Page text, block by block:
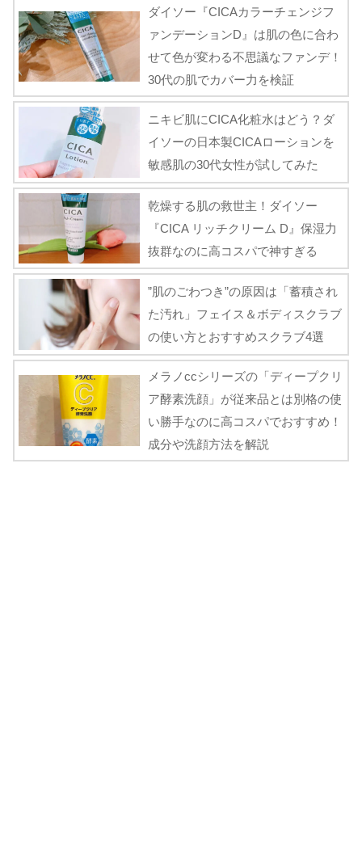
ダイソー『CICAカラーチェンジフ
ァンデーションD』は肌の色に合わ
せて色が変わる不思議なファンデ！
30代の肌でカバー力を検証
ニキビ肌にCICA化粧水はどう？ダ
イソーの日本製CICAローションを
敏感肌の30代女性が試してみた
乾燥する肌の救世主！ダイソー
『CICA リッチクリーム D』保湿力
抜群なのに高コスパで神すぎる
”肌のごわつき”の原因は「蓄積され
た汚れ」フェイス＆ボディスクラブ
の使い方とおすすめスクラブ4選
メラノccシリーズの「ディープクリ
ア酵素洗顔」が従来品とは別格の使
い勝手なのに高コスパでおすすめ！
成分や洗顔方法を解説